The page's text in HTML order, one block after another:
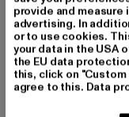
ADIDAS
25,00 EUR
Derzeitiger Preis:
49,99 EUR
provide and
advertising. In
or to use cookies.
your data in the USA
the EU data
this, click on
agree to this. Data